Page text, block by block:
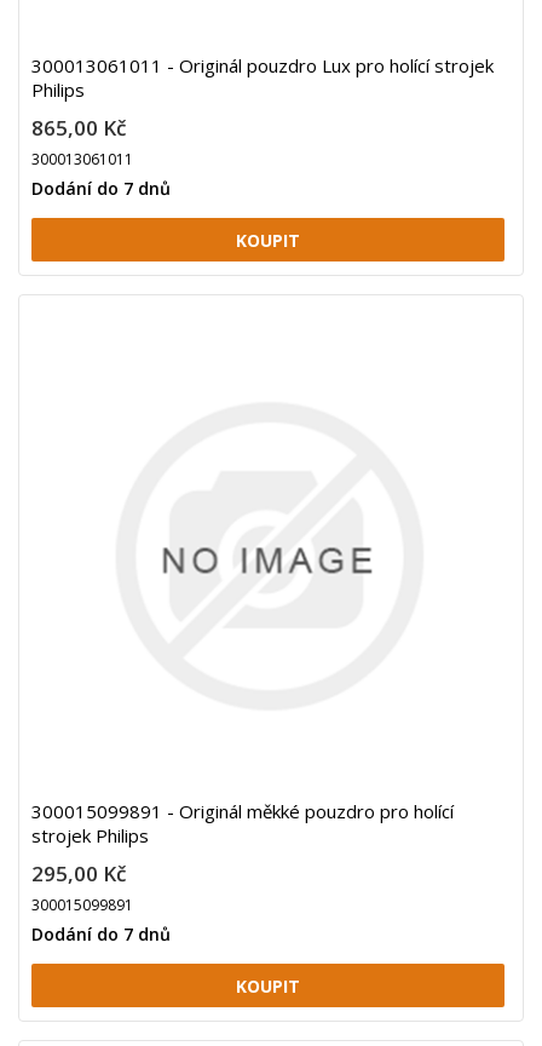
300013061011 - Originál pouzdro Lux pro holící strojek
Philips
865,00 Kč
300013061011
Dodání do 7 dnů
300015099891 - Originál měkké pouzdro pro holící
strojek Philips
295,00 Kč
300015099891
Dodání do 7 dnů